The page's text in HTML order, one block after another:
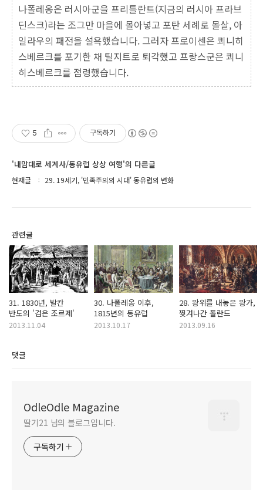
나폴레옹은 러시아군을 프리틀란트(지금의 러시아 프라브
딘스크)라는 조그만 마을에 몰아넣고 포탄 세례로 몰살, 아
일라우의 패전을 설욕했습니다. 그러자 프로이센은 쾨니히
스베르크를 포기한 채 틸지트로 퇴각했고 프랑스군은 쾨니
히스베르크를 점령했습니다.
5 구독하기
'내맘대로 세계사/동유럽 상상 여행'의 다른글
현재글 29. 19세기, '민족주의의 시대' 동유럽의 변화
관련글
31. 1830년, 발칸
반도의 '검은 조르제'
2013.11.04
30. 나폴레옹 이후,
1815년의 동유럽
2013.10.17
28. 왕위를 내놓은 왕가,
찢겨나간 폴란드
2013.09.16
댓글
OdleOdle Magazine
딸기21 님의 블로그입니다.
구독하기